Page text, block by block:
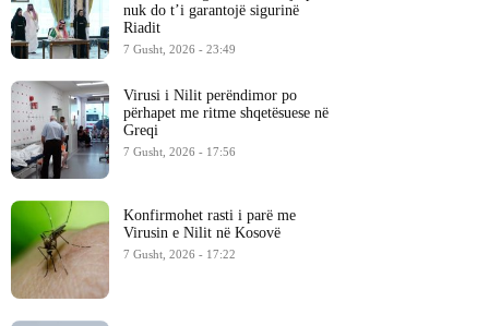
nuk do t’i garantojë sigurinë
Riadit
7 Gusht, 2026 - 23:49
Virusi i Nilit perëndimor po
përhapet me ritme shqetësuese në
Greqi
7 Gusht, 2026 - 17:56
Konfirmohet rasti i parë me
Virusin e Nilit në Kosovë
7 Gusht, 2026 - 17:22